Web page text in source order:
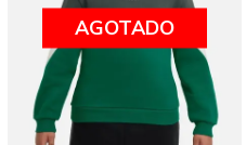
AGOTADO